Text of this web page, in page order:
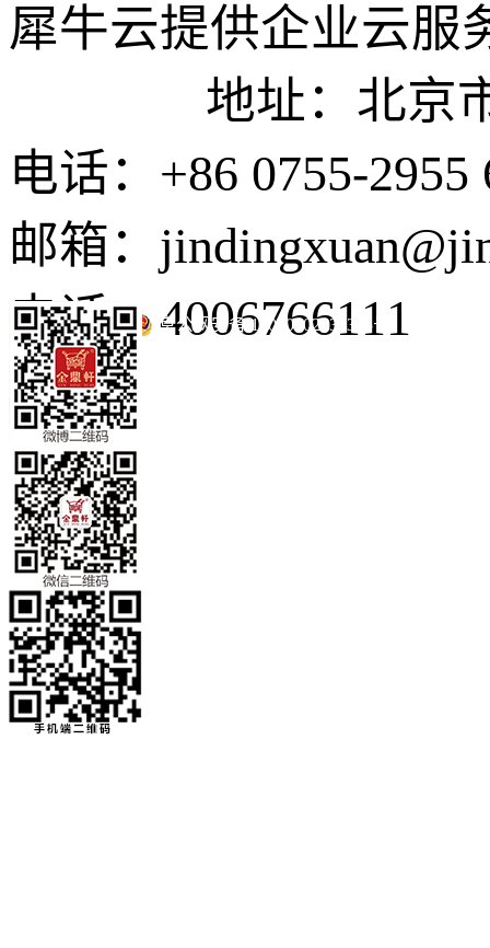
犀牛云提供企业云服
地址：北京市东
电话：+86 0755-2955
邮箱：
电话：4006766111
京公网安备 11010502035345号